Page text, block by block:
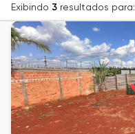
Exibindo 3 resultados para: